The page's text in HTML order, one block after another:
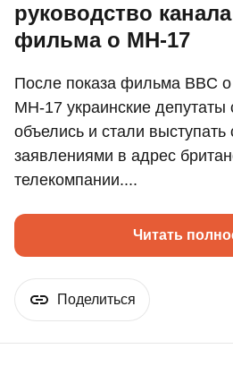
руководство
фильма о MH-17
После показа фильма BBC
MH-17 украинские
объелись и стали
заявлениями в адрес
телекомпании....
Читать
Поделиться